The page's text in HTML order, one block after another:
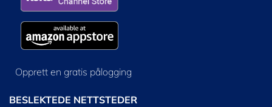
Opprett en gratis pålogging
BESLEKTEDE NETTSTEDER